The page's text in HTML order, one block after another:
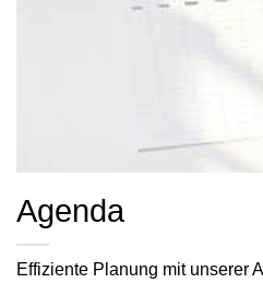
Agenda
Effiziente Planung mit unserer